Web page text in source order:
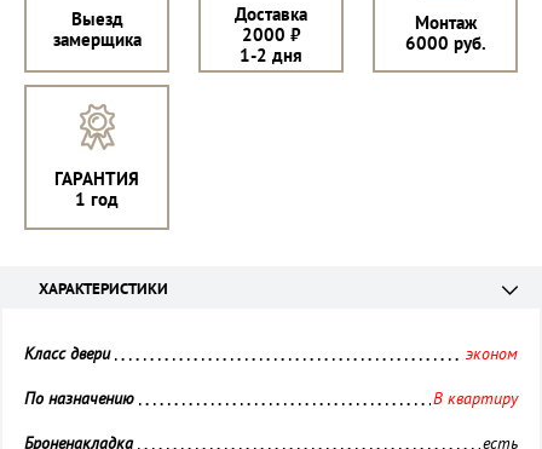
Выезд
замерщика
Доставка
2000 ₽
1-2 дня
Монтаж
6000 руб.
ГАРАНТИЯ
1 год
ХАРАКТЕРИСТИКИ
Класс двери эконом
По назначению В квартиру
Броненакладка есть